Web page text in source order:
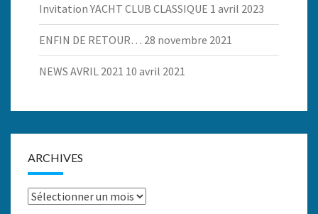
Invitation YACHT CLUB CLASSIQUE 1 avril 2023
ENFIN DE RETOUR… 28 novembre 2021
NEWS AVRIL 2021 10 avril 2021
ARCHIVES
Archives